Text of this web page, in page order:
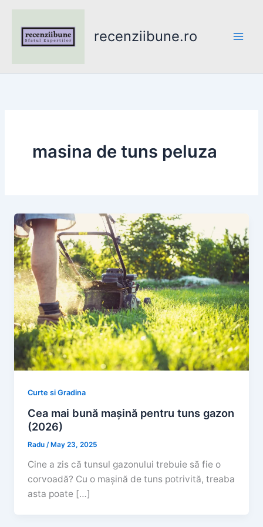
content
recenziibune.ro
masina de tuns peluza
Curte si Gradina
Cea mai bună mașină pentru tuns gazon
(2026)
Radu/ May 23, 2025
Cine a zis că tunsul gazonului trebuie să fie o
corvoadă? Cu o mașină de tuns potrivită, treaba
asta poate […]